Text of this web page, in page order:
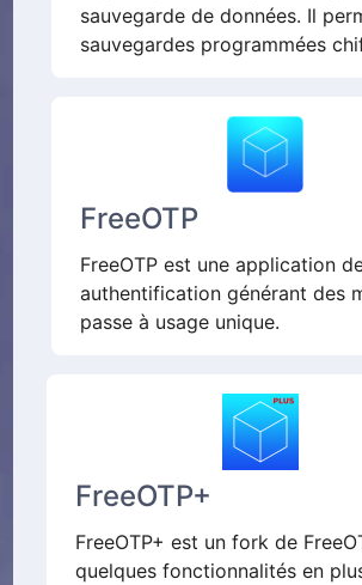
sauvegarde de données. Il
sauvegardes programmées
FreeOTP
FreeOTP est une application
authentification générant des
passe à usage unique.
FreeOTP+
FreeOTP+ est un fork de
quelques fonctionnalités en